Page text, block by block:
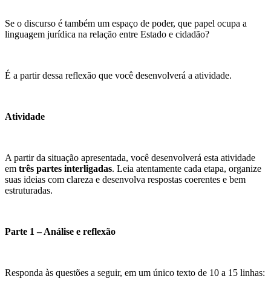
​Se o discurso é também um espaço de poder, que papel ocupa a
linguagem jurídica na relação entre Estado e cidadão?
É a partir dessa reflexão que você desenvolverá a atividade.
Atividade
A partir da situação apresentada, você desenvolverá esta atividade
em três partes interligadas. Leia atentamente cada etapa, organize
suas ideias com clareza e desenvolva respostas coerentes e bem
estruturadas.
Parte 1 – Análise e reflexão
Responda às questões a seguir, em um único texto de 10 a 15 linhas: